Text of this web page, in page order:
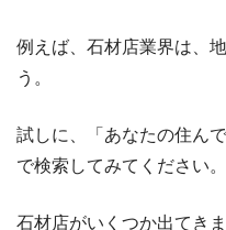
例えば、石材店業界は、
う。
試しに、「あなたの住ん
で検索してみてください。
石材店がいくつか出てきま